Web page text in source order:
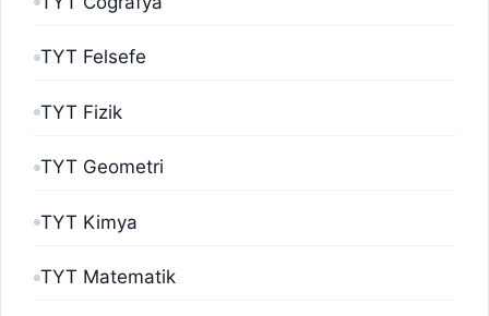
TYT Felsefe
TYT Fizik
TYT Geometri
TYT Kimya
TYT Matematik